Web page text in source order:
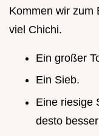
Kommen wir zum
viel Chichi.
Ein großer
Ein Sieb.
Eine riesige
desto